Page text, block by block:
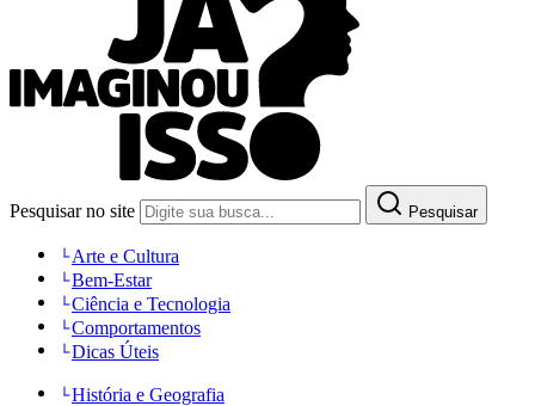
Pesquisar no site Pesquisar
Arte e Cultura
Bem-Estar
Ciência e Tecnologia
Comportamentos
Dicas Úteis
História e Geografia